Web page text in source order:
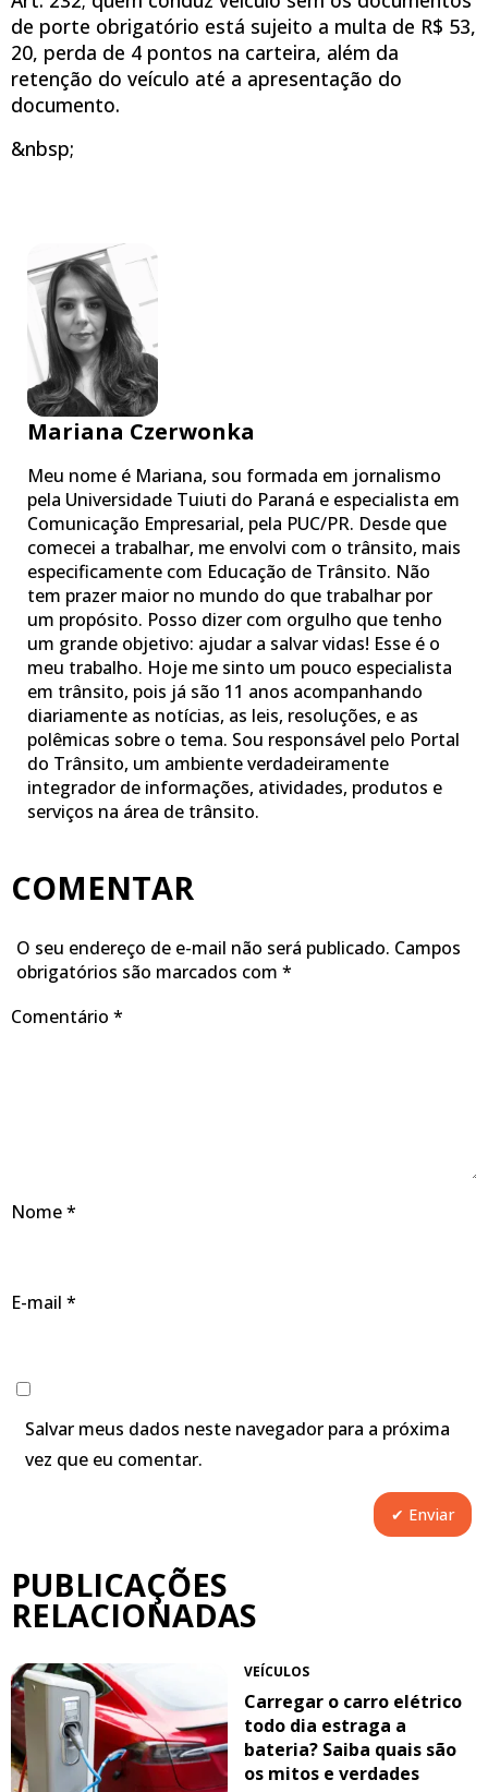
de porte obrigatório está sujeito a multa de R$ 53,
20, perda de 4 pontos na carteira, além da
retenção do veículo até a apresentação do
documento.
&nbsp;
Mariana Czerwonka
Meu nome é Mariana, sou formada em jornalismo
pela Universidade Tuiuti do Paraná e especialista em
Comunicação Empresarial, pela PUC/PR. Desde que
comecei a trabalhar, me envolvi com o trânsito, mais
especificamente com Educação de Trânsito. Não
tem prazer maior no mundo do que trabalhar por
um propósito. Posso dizer com orgulho que tenho
um grande objetivo: ajudar a salvar vidas! Esse é o
meu trabalho. Hoje me sinto um pouco especialista
em trânsito, pois já são 11 anos acompanhando
diariamente as notícias, as leis, resoluções, e as
polêmicas sobre o tema. Sou responsável pelo Portal
do Trânsito, um ambiente verdadeiramente
integrador de informações, atividades, produtos e
serviços na área de trânsito.
COMENTAR
O seu endereço de e-mail não será publicado. Campos
obrigatórios são marcados com *
Comentário *
Nome*
E-mail *
Salvar meus dados neste navegador para a próxima
vez que eu comentar.
PUBLICAÇÕES
RELACIONADAS
VEÍCULOS
Carregar o carro elétrico
todo dia estraga a
bateria? Saiba quais são
os mitos e verdades